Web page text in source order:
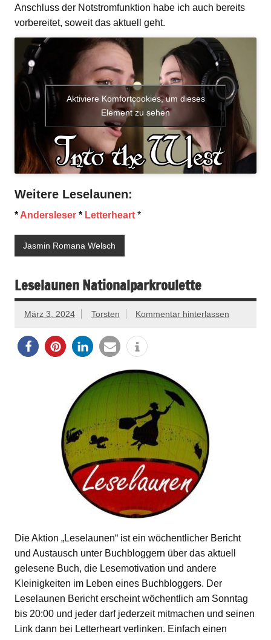
Anschluss der Notstromfunktion habe ich auch bereits
vorbereitet, soweit das aktuell geht.
Aktiviere Komfortcookies, um dieses
Element zu sehen
Weitere Leselaunen:
* Andersleser * Letterheart *
Jasmin Romana Welsch
Leselaunen Nationalparkroulette
März 3, 2024 Torsten Kommentar hinterlassen
Die Aktion „Leselaunen“ ist ein wöchentlicher Bericht
und Austausch unter Buchbloggern über das aktuell
gelesene Buch, die Lesemotivation und andere
Kleinigkeiten im Leben eines Buchbloggers. Der
Leselaunen Bericht erscheint wöchentlich am Sonntag
bis 20:00 und jeder darf jederzeit mitmachen und seinen
Link dann bei Letterheart verlinken. Einfach einen